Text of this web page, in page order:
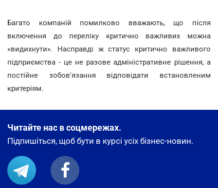
Багато компаній помилково вважають, що після
включення до переліку критично важливих можна
«видихнути». Насправді ж статус критично важливого
підприємства - це не разове адміністративне рішення, а
постійне зобов'язання відповідати встановленим
критеріям.
Читайте нас в соцмережах.
Підпишіться, щоб бути в курсі усіх бізнес-новин.